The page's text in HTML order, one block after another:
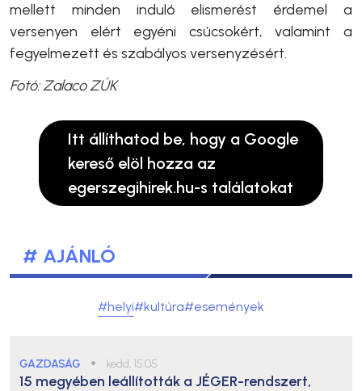
mellett minden induló elismerést érdemel a
versenyen elért egyéni csúcsokért, valamint a
fegyelmezett és szabályos versenyzésért.
Fotó: Zalaco ZÚK
Itt állíthatod be, hogy a Google
kereső elöl hozza az
egerszegihirek.hu-s találatokat
# AJÁNLÓ
#helyi#kultúra#események
GAZDASÁG ● kedd, 15:05
15 megyében leállították a JÉGER-rendszert,